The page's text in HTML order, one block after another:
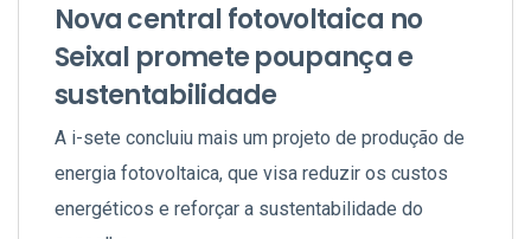
Nova central fotovoltaica no
Seixal promete poupança e
sustentabilidade
A i-sete concluiu mais um projeto de produção de
energia fotovoltaica, que visa reduzir os custos
energéticos e reforçar a sustentabilidade do